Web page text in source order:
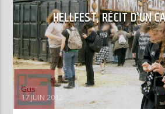
HELLFEST, RÉCIT D’UN
Gus
17 JUIN 2012